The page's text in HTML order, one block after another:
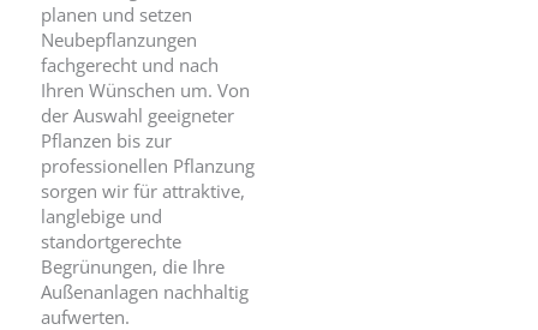
planen und setzen
Neubepflanzungen
fachgerecht und nach
Ihren Wünschen um. Von
der Auswahl geeigneter
Pflanzen bis zur
professionellen Pflanzung
sorgen wir für attraktive,
langlebige und
standortgerechte
Begrünungen, die Ihre
Außenanlagen nachhaltig
aufwerten.